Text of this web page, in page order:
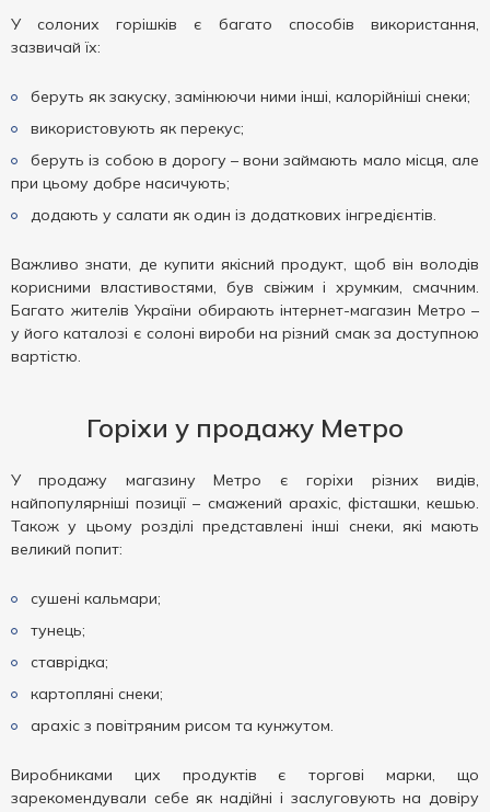
У солоних горішків є багато способів використання,
зазвичай їх:
беруть як закуску, замінюючи ними інші, калорійніші снеки;
використовують як перекус;
беруть із собою в дорогу – вони займають мало місця, але
при цьому добре насичують;
додають у салати як один із додаткових інгредієнтів.
Важливо знати, де купити якісний продукт, щоб він володів
корисними властивостями, був свіжим і хрумким, смачним.
Багато жителів України обирають інтернет-магазин Метро –
у його каталозі є солоні вироби на різний смак за доступною
вартістю.
Горіхи у продажу Метро
У продажу магазину Метро є горіхи різних видів,
найпопулярніші позиції – смажений арахіс, фісташки, кешью.
Також у цьому розділі представлені інші снеки, які мають
великий попит:
сушені кальмари;
тунець;
ставрідка;
картопляні снеки;
арахіс з повітряним рисом та кунжутом.
Виробниками цих продуктів є торгові марки, що
зарекомендували себе як надійні і заслуговують на довіру